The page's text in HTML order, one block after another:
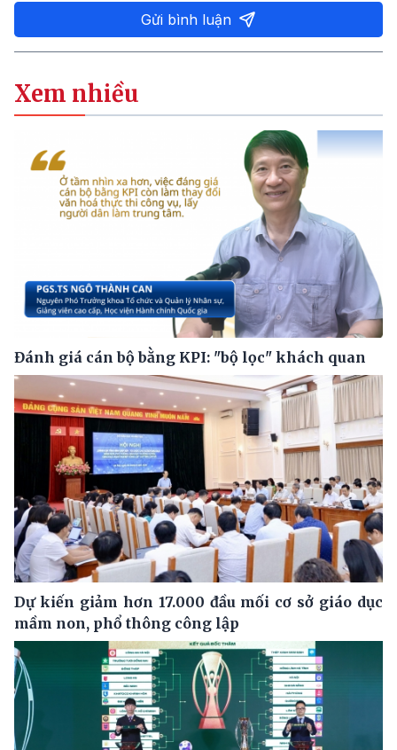
Gửi bình luận
Xem nhiều
Đánh giá cán bộ bằng KPI: "bộ lọc" khách quan
Dự kiến giảm hơn 17.000 đầu mối cơ sở giáo dục
mầm non, phổ thông công lập